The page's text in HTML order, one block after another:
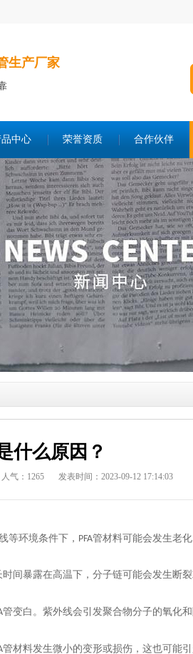
生产厂家
品中心 荣誉资质 合作伙伴
什么原因？
人气： 1265 发表时间：2023-09-12 17:14:03
等环境条件下， PFA管材料可能会发生老
间暴露在高温下，分子链可能会发生断
管变白。紫外线会引发聚合物分子的氧化和
管材料发生微小的变形或损伤，这也可能